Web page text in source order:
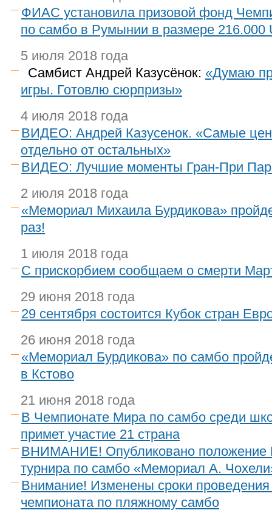
ФИАС установила призовой фонд
по самбо в Румынии в размере 216.000
5 июля 2018 года
Самбист Андрей Казусёнок: «Думаю
игры. Готовлю сюрпризы»
4 июля 2018 года
ВИДЕО: Андрей Казусенок. «Самые
отдельно от остальных»
ВИДЕО: Лучшие моменты Гран-При
2 июля 2018 года
«Мемориал Михаила Бурдикова»
раз!
1 июля 2018 года
С прискорбием сообщаем о смерти
29 июня 2018 года
29 сентября состоится Кубок стран
26 июня 2018 года
«Мемориал Бурдикова» по самбо
в Кстово
21 июня 2018 года
В Чемпионате Мира по самбо среди
примет участие 21 страна
ВНИМАНИЕ! Опубликовано положение
турнира по самбо «Мемориал А.
Внимание! Изменены сроки проведения
чемпионата по пляжному самбо